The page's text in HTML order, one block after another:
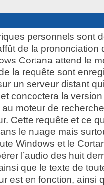
personnels sont
de la prononciation
Cortana attend le
la requête sont
un serveur distant
concoctera la version
moteur de
Cette requête et ce
le nuage mais
Windows et le
l’audio des huit
que le texte de
est en fonction, ainsi